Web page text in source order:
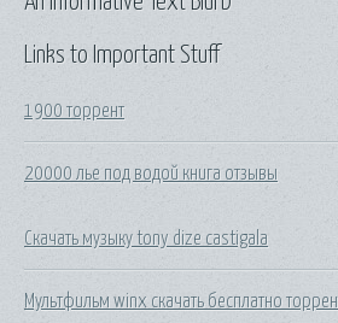
Links to Important Stuff
1900 торрент
20000 лье под водой книга отзывы
Скачать музыку tony dize castigala
Мультфильм winx скачать бесплатно